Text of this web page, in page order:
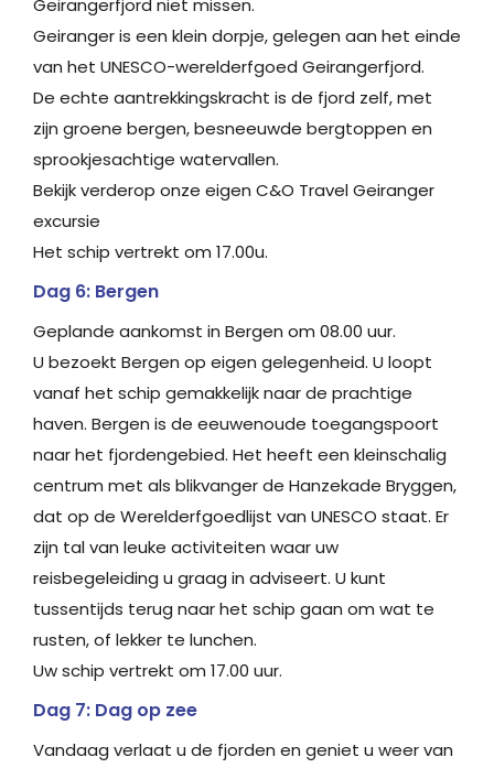
Geirangerfjord niet missen.
Geiranger is een klein dorpje, gelegen aan het einde
van het UNESCO-werelderfgoed Geirangerfjord.
De echte aantrekkingskracht is de fjord zelf, met
zijn groene bergen, besneeuwde bergtoppen en
sprookjesachtige watervallen.
Bekijk verderop onze eigen C&O Travel Geiranger
excursie
Het schip vertrekt om 17.00u.
Dag 6: Bergen
Geplande aankomst in Bergen om 08.00 uur.
U bezoekt Bergen op eigen gelegenheid. U loopt
vanaf het schip gemakkelijk naar de prachtige
haven. Bergen is de eeuwenoude toegangspoort
naar het fjordengebied. Het heeft een kleinschalig
centrum met als blikvanger de Hanzekade Bryggen,
dat op de Werelderfgoedlijst van UNESCO staat. Er
zijn tal van leuke activiteiten waar uw
reisbegeleiding u graag in adviseert. U kunt
tussentijds terug naar het schip gaan om wat te
rusten, of lekker te lunchen.
Uw schip vertrekt om 17.00 uur.
Dag 7: Dag op zee
Vandaag verlaat u de fjorden en geniet u weer van